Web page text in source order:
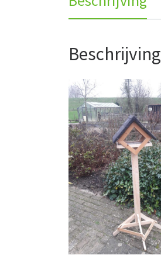
Beschrijving